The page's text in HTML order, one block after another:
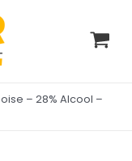
– 28% Alcool –